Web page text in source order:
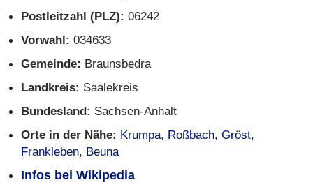
Postleitzahl (PLZ): 06242
Vorwahl: 034633
Gemeinde: Braunsbedra
Landkreis: Saalekreis
Bundesland: Sachsen-Anhalt
Orte in der Nähe: Krumpa, Roßbach, Gröst,
Frankleben, Beuna
Infos bei Wikipedia